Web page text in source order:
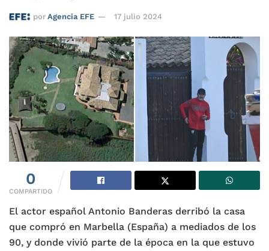
por Agencia EFE 17 julio 2024
0
COMPARTIDO
El actor español Antonio Banderas derribó la casa
que compró en Marbella (España) a mediados de los
90, y donde vivió parte de la época en la que estuvo